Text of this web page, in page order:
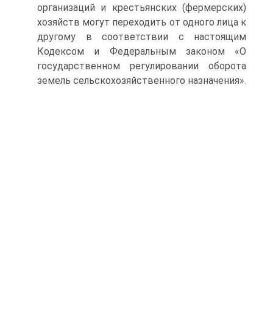
организаций и крестьянских (фермерских)
хозяйств могут переходить от одного лица к
другому в соответствии с настоящим
Кодексом и Федеральным законом «О
государственном регулировании оборота
земель сельскохозяйственного назначения».